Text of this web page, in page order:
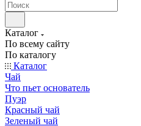
Каталог
По всему сайту
По каталогу
Каталог
Чай
Что пьет основатель
Пуэр
Красный чай
Зеленый чай